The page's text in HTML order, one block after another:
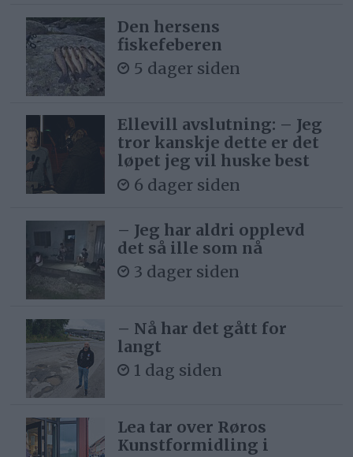
Den hersens
fiskefeberen
5 dager siden
Ellevill avslutning: – Jeg
tror kanskje dette er det
løpet jeg vil huske best
6 dager siden
– Jeg har aldri opplevd
det så ille som nå
3 dager siden
– Nå har det gått for
langt
1 dag siden
Lea tar over Røros
Kunstformidling i